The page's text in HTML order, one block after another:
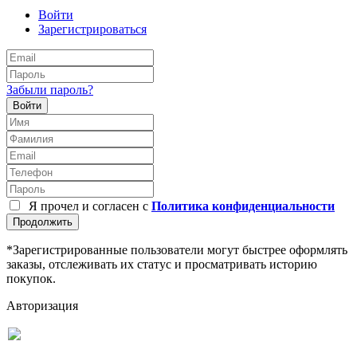
Войти
Зарегистрироваться
Забыли пароль?
Войти
Я прочел и согласен с Политика конфиденциальности
Продолжить
*Зарегистрированные пользователи могут быстрее оформлять
заказы, отслеживать их статус и просматривать историю
покупок.
Авторизация